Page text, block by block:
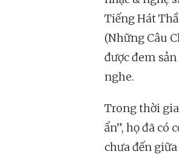
Tiếng Hát
(Những Câu
được đem
nghe.
Trong thời
ẩn”, họ đã có
chưa đến